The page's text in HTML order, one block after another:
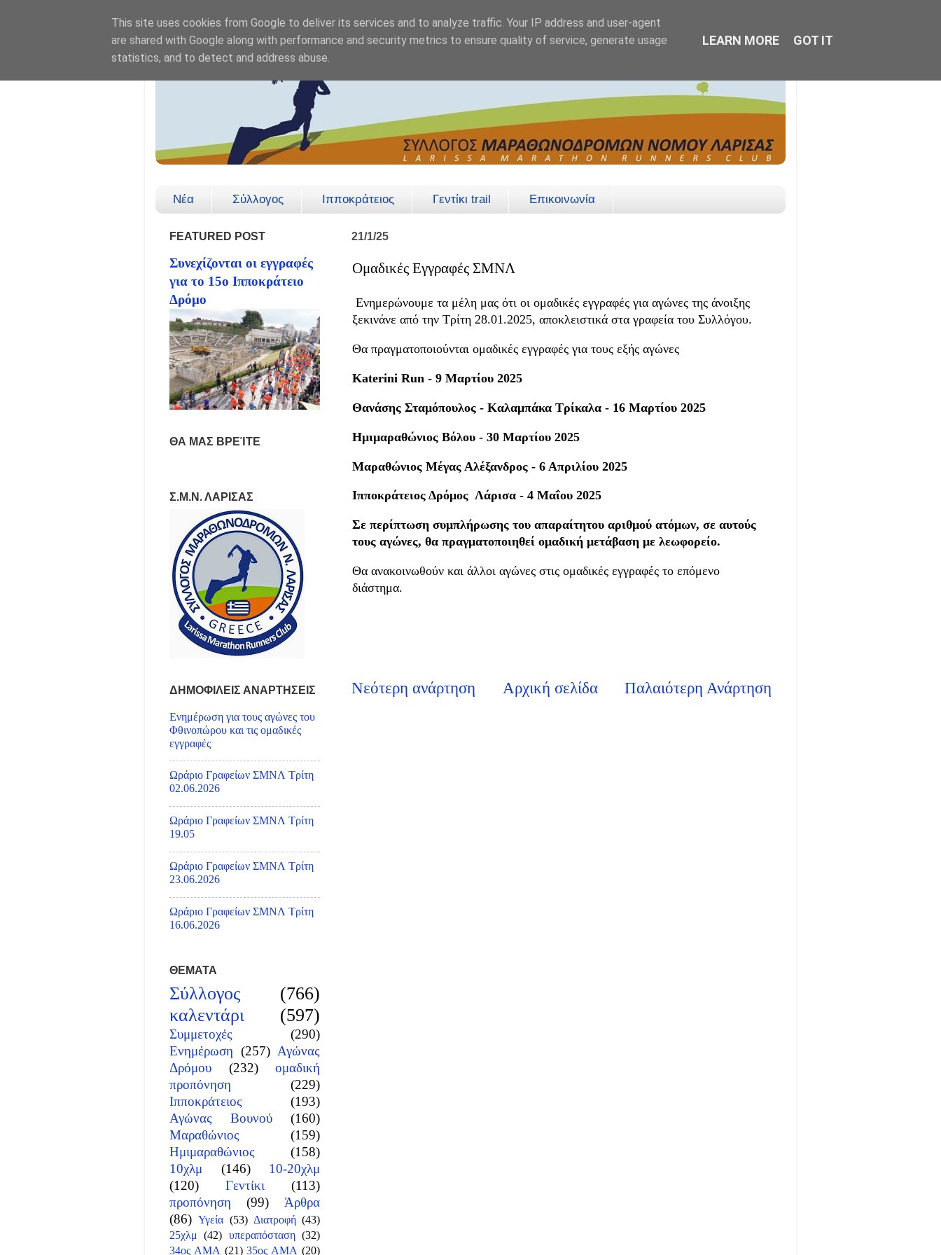
Νέα Σύλλογος Ιπποκράτειος Γεντίκι trail Επικοινωνία
21/1/25
Ομαδικές Εγγραφές ΣΜΝΛ
Ενημερώνουμε τα μέλη μας ότι οι ομαδικές εγγραφές για αγώνες της άνοιξης
ξεκινάνε από την Τρίτη 28.01.2025, αποκλειστικά στα γραφεία του Συλλόγου.
Θα πραγματοποιούνται ομαδικές εγγραφές για τους εξής αγώνες
Katerini Run - 9 Μαρτίου 2025
Θανάσης Σταμόπουλος - Καλαμπάκα Τρίκαλα - 16 Μαρτίου 2025
Ημιμαραθώνιος Βόλου - 30 Μαρτίου 2025
Μαραθώνιος Μέγας Αλέξανδρος - 6 Απριλίου 2025
Ιπποκράτειος Δρόμος Λάρισα - 4 Μαΐου 2025
Σε περίπτωση συμπλήρωσης του απαραίτητου αριθμού ατόμων, σε αυτούς
τους αγώνες, θα πραγματοποιηθεί ομαδική μετάβαση με λεωφορείο.
Θα ανακοινωθούν και άλλοι αγώνες στις ομαδικές εγγραφές το επόμενο
διάστημα.
Νεότερη ανάρτηση Παλαιότερη Ανάρτηση
Αρχική σελίδα
FEATURED POST
Συνεχίζονται οι εγγραφές
για το 15ο Ιπποκράτειο
Δρόμο
ΘΑ ΜΑΣ ΒΡΕΊΤΕ
Σ.Μ.Ν. ΛΑΡΙΣΑΣ
ΔΗΜΟΦΙΛΕΙΣ ΑΝΑΡΤΗΣΕΙΣ
Ενημέρωση για τους αγώνες του
Φθινοπώρου και τις ομαδικές
εγγραφές
Ωράριο Γραφείων ΣΜΝΛ Τρίτη
02.06.2026
Ωράριο Γραφείων ΣΜΝΛ Τρίτη
19.05
Ωράριο Γραφείων ΣΜΝΛ Τρίτη
23.06.2026
Ωράριο Γραφείων ΣΜΝΛ Τρίτη
16.06.2026
ΘΕΜΑΤΑ
Σύλλογος
(766)
καλεντάρι
(597)
Συμμετοχές
(290)
Ενημέρωση (257) Αγώνας
Δρόμου
(232)
ομαδική
προπόνηση
(229)
Ιπποκράτειος
(193)
Αγώνας Βουνού
(160)
Μαραθώνιος
(159)
Ημιμαραθώνιος
(158)
10χλμ
(146)
10-20χλμ
(120)
Γεντίκι
(113)
προπόνηση
(99)
Άρθρα
(86) Υγεία (53) Διατροφή (43)
25χλμ (42) υπεραπόσταση (32)
34ος ΑΜΑ (21) 35ος ΑΜΑ (20)
This site uses cookies from Google to deliver its services and to analyze traffic. Your IP address and user-agent
are shared with Google along with performance and security metrics to ensure quality of service, generate usage
statistics, and to detect and address abuse.
LEARN MORE GOT IT